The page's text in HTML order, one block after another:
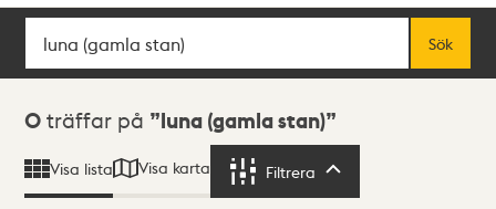
Sök
Sök
Sökresultat
0 träffar på luna (gamla stan)
Visa lista Visa karta Filtrera